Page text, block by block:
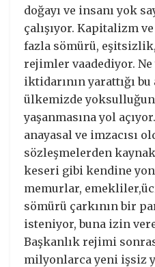
doğayı ve insanı yok
çalışıyor. Kapitalizm
fazla sömürü, eşitsizlik,
rejimler vaadediyor. Ne
iktidarının yarattığı bu
ülkemizde
yaşanmasına yol
anayasal ve imzacısı
sözleşmelerden
keseri gibi kendine
memurlar,
sömürü çarkının bir
isteniyor, buna izin
Başkanlık rejimi
milyonlarca yeni işsiz